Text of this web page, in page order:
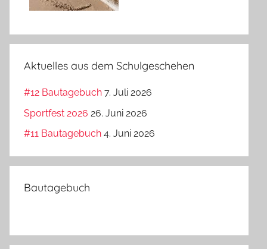
Aktuelles aus dem Schulgeschehen
#12 Bautagebuch 7. Juli 2026
Sportfest 2026 26. Juni 2026
#11 Bautagebuch 4. Juni 2026
Bautagebuch